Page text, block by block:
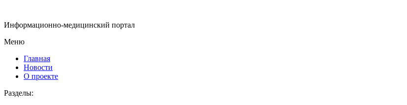
Информационно-медицинский портал
Меню
Главная
Новости
О проекте
Разделы: